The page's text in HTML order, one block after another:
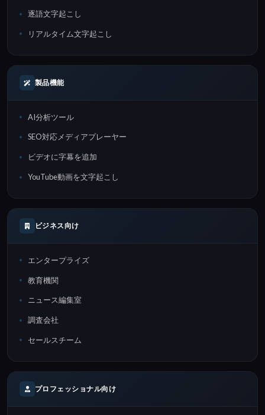
逐語文字起こし
リアルタイム文字起こし
製品機能
AI分析ツール
SEO対応メディアプレーヤー
ビデオに字幕を追加
YouTube動画を文字起こし
ビジネス向け
エンタープライズ
教育機関
ニュース編集室
調査会社
セールスチーム
プロフェッショナル向け